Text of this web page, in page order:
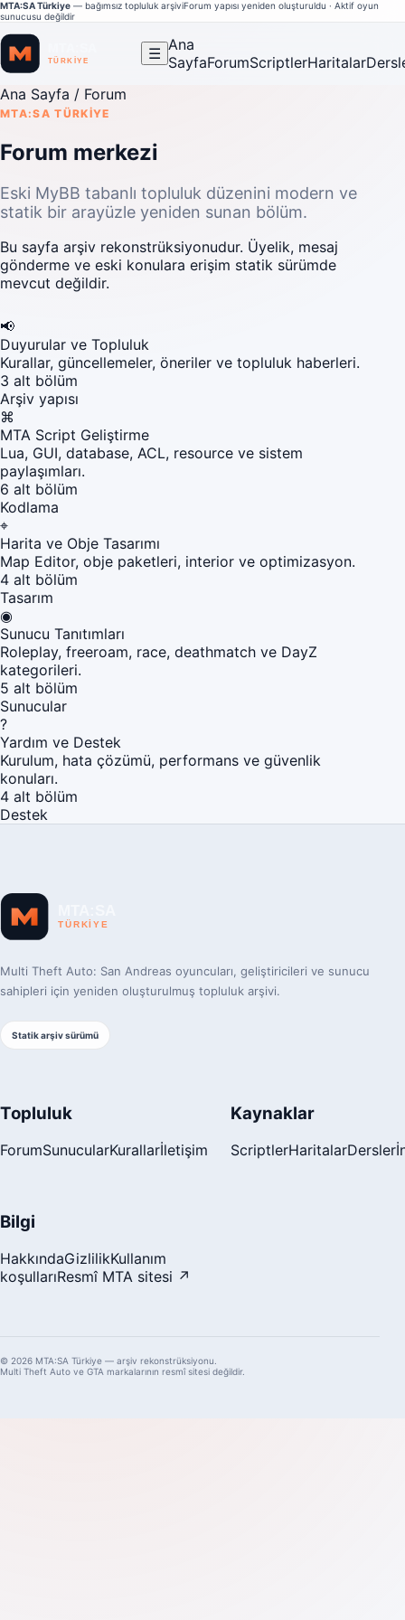
MTA:SA Türkiye — bağımsız topluluk arşiviForum yapısı yeniden oluşturuldu · Aktif oyun
sunucusu değildir
☰ Ana
SayfaForumScriptlerHaritalar
Ana Sayfa / Forum
MTA:SA TÜRKIYE
Forum merkezi
Eski MyBB tabanlı topluluk düzenini modern ve
statik bir arayüzle yeniden sunan bölüm.
Bu sayfa arşiv rekonstrüksiyonudur. Üyelik, mesaj
gönderme ve eski konulara erişim statik sürümde
mevcut değildir.
📢
Duyurular ve Topluluk
Kurallar, güncellemeler, öneriler ve topluluk haberleri.
3 alt bölüm
Arşiv yapısı
⌘
MTA Script Geliştirme
Lua, GUI, database, ACL, resource ve sistem
paylaşımları.
6 alt bölüm
Kodlama
⌖
Harita ve Obje Tasarımı
Map Editor, obje paketleri, interior ve optimizasyon.
4 alt bölüm
Tasarım
◉
Sunucu Tanıtımları
Roleplay, freeroam, race, deathmatch ve DayZ
kategorileri.
5 alt bölüm
Sunucular
?
Yardım ve Destek
Kurulum, hata çözümü, performans ve güvenlik
konuları.
4 alt bölüm
Destek
Multi Theft Auto: San Andreas oyuncuları, geliştiricileri ve sunucu
sahipleri için yeniden oluşturulmuş topluluk arşivi.
Statik arşiv sürümü
Topluluk
ForumSunucularKurallarİletişim
Kaynaklar
ScriptlerHaritalarDersler
Bilgi
HakkındaGizlilikKullanım
koşullarıResmî MTA sitesi ↗
© 2026 MTA:SA Türkiye — arşiv rekonstrüksiyonu.
Multi Theft Auto ve GTA markalarının resmî sitesi değildir.